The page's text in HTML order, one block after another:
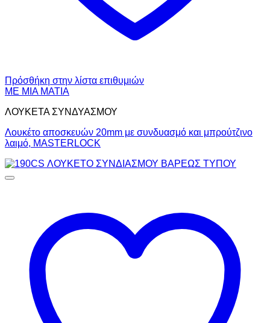
Πρόσθήκη στην λίστα επιθυμιών
ΜΕ ΜΙΑ ΜΑΤΙΑ
ΛΟΥΚΕΤΑ ΣΥΝΔΥΑΣΜΟΥ
Λουκέτο αποσκευών 20mm με συνδυασμό και μπρούτζινο
λαιμό, MASTERLOCK